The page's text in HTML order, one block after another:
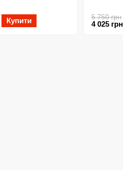
Купити 5 750 грн
4 025 грн